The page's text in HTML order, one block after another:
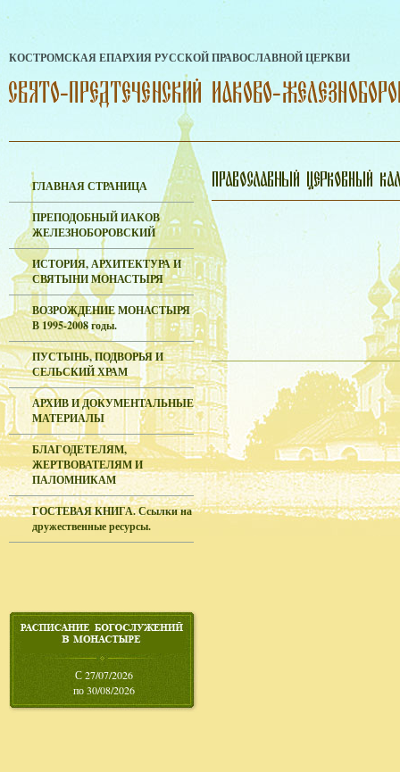
КОСТРОМСКАЯ ЕПАРХИЯ РУССКОЙ ПРАВОСЛАВНОЙ ЦЕРКВИ
ГЛАВНАЯ СТРАНИЦА
ПРЕПОДОБНЫЙ ИАКОВ
ЖЕЛЕЗНОБОРОВСКИЙ
ИСТОРИЯ, АРХИТЕКТУРА И
СВЯТЫНИ МОНАСТЫРЯ
ВОЗРОЖДЕНИЕ МОНАСТЫРЯ
В 1995-2008 годы.
ПУСТЫНЬ, ПОДВОРЬЯ И
СЕЛЬСКИЙ ХРАМ
АРХИВ И ДОКУМЕНТАЛЬНЫЕ
МАТЕРИАЛЫ
БЛАГОДЕТЕЛЯМ,
ЖЕРТВОВАТЕЛЯМ И
ПАЛОМНИКАМ
ГОСТЕВАЯ КНИГА. Ссылки на
дружественные ресурсы.
С 27/07/2026
по 30/08/2026